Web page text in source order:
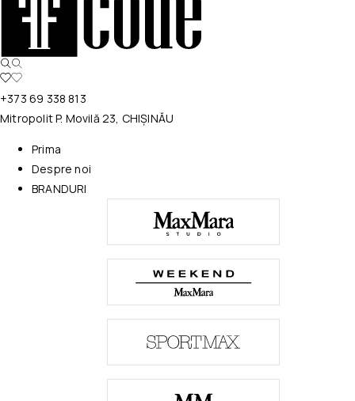
+373 69 338 813
Mitropolit P. Movilă 23, CHIȘINĂU
Prima
Despre noi
BRANDURI